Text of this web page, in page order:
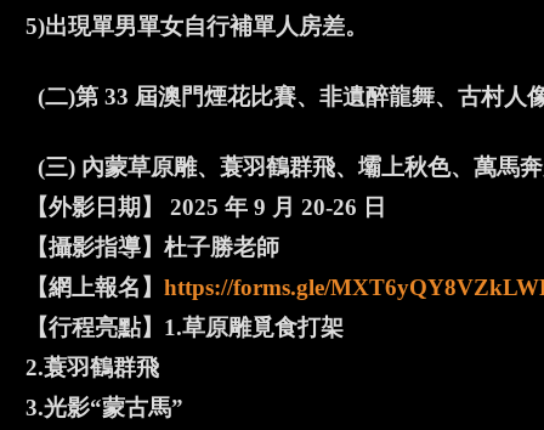
5)出現單男單女自行補單人房差。
(二)第 33 屆澳門煙花比賽、非遺醉龍舞、古村人
(三) 內蒙草原雕、蓑羽鶴群飛、壩上秋色、萬馬
【外影日期】 2025 年 9 月 20-26 日
【攝影指導】杜子勝老師
【網上報名】 https://forms.gle/
【行程亮點】1.草原雕覓食打架
2.蓑羽鶴群飛
3.光影“蒙古馬”